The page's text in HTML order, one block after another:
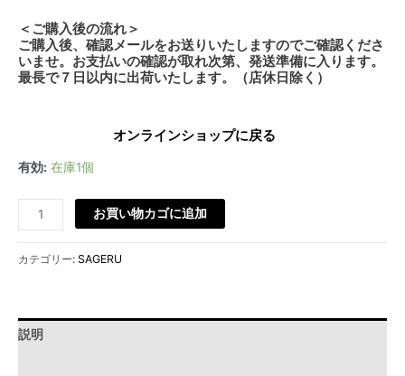
＜ご購入後の流れ＞
ご購入後、確認メールをお送りいたしますのでご確認くださ
いませ。お支払いの確認が取れ次第、発送準備に入ります。
最長で７日以内に出荷いたします。（店休日除く）
オンラインショップに戻る
有効: 在庫1個
お買い物カゴに追加
カテゴリー: SAGERU
説明